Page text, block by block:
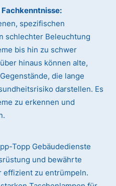
spezifischen
schlechter Beleuchtung
bis hin zu schwer
hinaus können alte,
die lange
darstellen. Es
zu erkennen und
Topp Gebäudedienste
und bewährte
effizient zu entrümpeln.